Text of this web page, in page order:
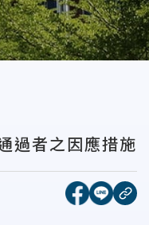
過者之因應措施
[另開新
[另開
複